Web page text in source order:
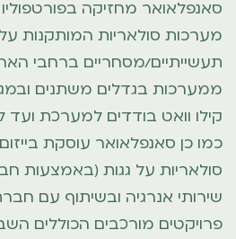
מערכות סולאריות המותקנות על
תעשייתיים/מסחריים ברחבי
ממערכות בגדלים משתנים
כמו כן סאנפלאואר עוסקת
סולאריות על גגות (באמצעות
פרויקטים מורכבים הכוללים